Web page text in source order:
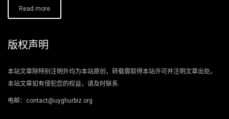
Read more
版权声明
本站文章除特别注明外均为本站原创，转载需取得本站许可并注明文章出处。
本站文章如有侵犯您的权益，请及时联系.
电邮：contact@uyghurbiz.org